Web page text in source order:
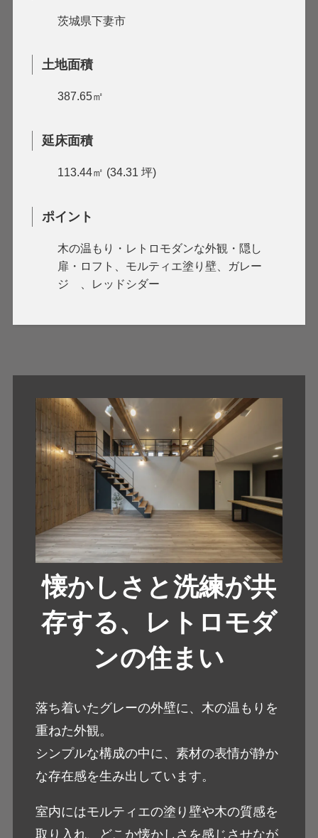
茨城県下妻市
土地面積
387.65㎡
延床面積
113.44㎡ (34.31 坪)
ポイント
木の温もり・レトロモダンな外観・隠し
扉・ロフト、モルティエ塗り壁、ガレー
ジ 、レッドシダー
懐かしさと洗練が共
存する、レトロモダ
ンの住まい
落ち着いたグレーの外壁に、木の温もりを
重ねた外観。
シンプルな構成の中に、素材の表情が静か
な存在感を生み出しています。
室内にはモルティエの塗り壁や木の質感を
取り入れ、どこか懐かしさを感じさせなが